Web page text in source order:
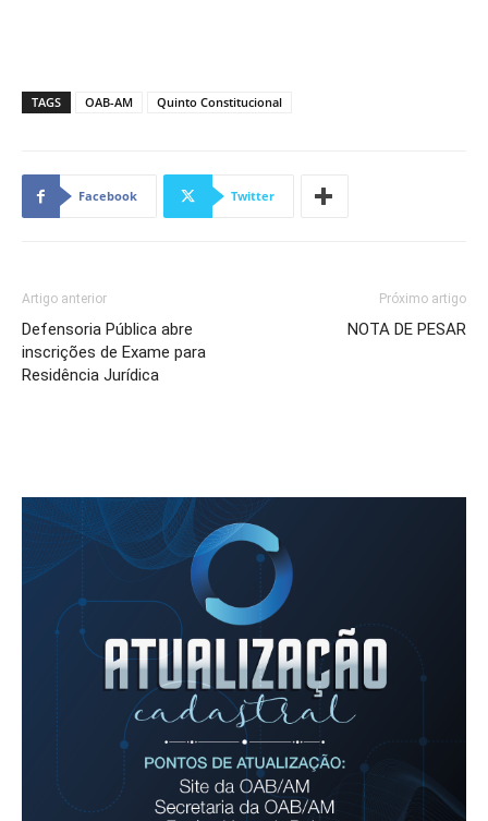
TAGS OAB-AM Quinto Constitucional
Facebook Twitter
Artigo anterior
Defensoria Pública abre
inscrições de Exame para
Residência Jurídica
Próximo artigo
NOTA DE PESAR